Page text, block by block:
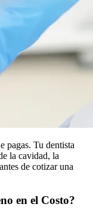
pagas. Tu dentista
la cavidad, la
de cotizar una
en el Costo?